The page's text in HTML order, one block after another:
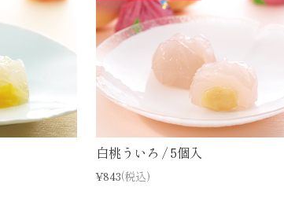
白桃ういろ / 5個入
¥843(税込)